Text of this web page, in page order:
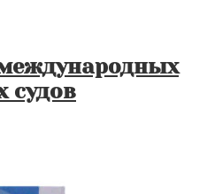
судов